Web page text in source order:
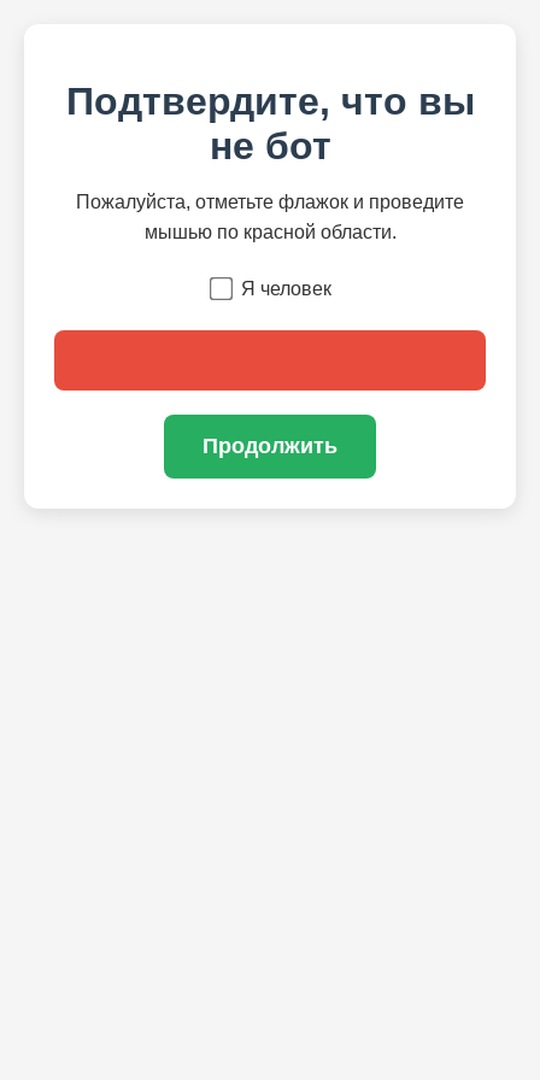
Подтвердите, что вы
не бот
Пожалуйста, отметьте флажок и проведите
мышью по красной области.
Я человек
Продолжить